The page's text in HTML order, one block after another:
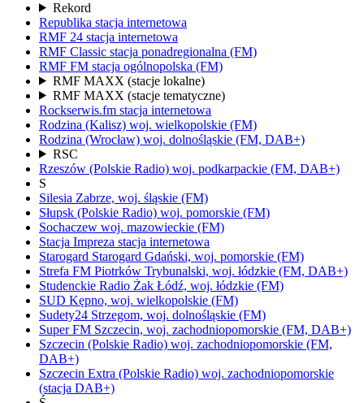
Rekord
Republika stacja internetowa
RMF 24 stacja internetowa
RMF Classic stacja ponadregionalna (FM)
RMF FM stacja ogólnopolska (FM)
RMF MAXX (stacje lokalne)
RMF MAXX (stacje tematyczne)
Rockserwis.fm stacja internetowa
Rodzina (Kalisz) woj. wielkopolskie (FM)
Rodzina (Wrocław) woj. dolnośląskie (FM, DAB+)
RSC
Rzeszów (Polskie Radio) woj. podkarpackie (FM, DAB+)
S
Silesia Zabrze, woj. śląskie (FM)
Słupsk (Polskie Radio) woj. pomorskie (FM)
Sochaczew woj. mazowieckie (FM)
Stacja Impreza stacja internetowa
Starogard Starogard Gdański, woj. pomorskie (FM)
Strefa FM Piotrków Trybunalski, woj. łódzkie (FM, DAB+)
Studenckie Radio Żak Łódź, woj. łódzkie (FM)
SUD Kępno, woj. wielkopolskie (FM)
Sudety24 Strzegom, woj. dolnośląskie (FM)
Super FM Szczecin, woj. zachodniopomorskie (FM, DAB+)
Szczecin (Polskie Radio) woj. zachodniopomorskie (FM,
DAB+)
Szczecin Extra (Polskie Radio) woj. zachodniopomorskie
(stacja DAB+)